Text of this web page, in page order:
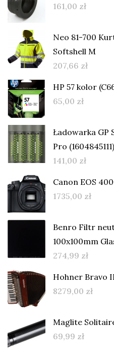
161,00 zł
Neo 81-700
Softshell M
207,66 zł
HP 57 kolor
65,00 zł
Ładowarka GP
Pro (1604845111)
141,00 zł
Canon EOS
1735,00 zł
Benro Filtr
100x100mm
274,99 zł
Hohner Bravo
8279,00 zł
Maglite
69,99 zł